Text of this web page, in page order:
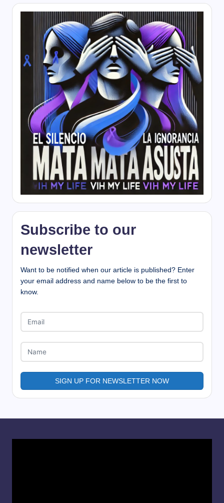
Subscribe to our
newsletter
Want to be notified when our article is published? Enter
your email address and name below to be the first to
know.